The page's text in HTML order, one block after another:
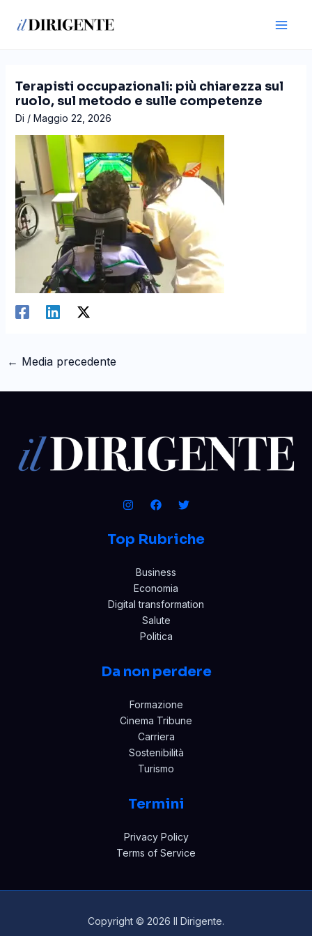
Terapisti occupazionali: più chiarezza sul
ruolo, sul metodo e sulle competenze
Di / Maggio 22, 2026
articoli
← Media precedente
Top Rubriche
Business
Economia
Digital transformation
Salute
Politica
Da non perdere
Formazione
Cinema Tribune
Carriera
Sostenibilità
Turismo
Termini
Privacy Policy
Terms of Service
Copyright © 2026 Il Dirigente.